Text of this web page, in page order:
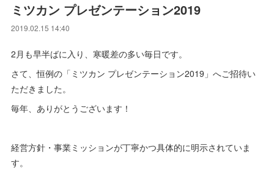
ミツカン プレゼンテーション2019
2019.02.15 14:40
2月も早半ばに入り、寒暖差の多い毎日です。
さて、恒例の「ミツカン プレゼンテーション2019」へご招待い
ただきました。
毎年、ありがとうございます！
経営方針・事業ミッションが丁寧かつ具体的に明示されていま
す。